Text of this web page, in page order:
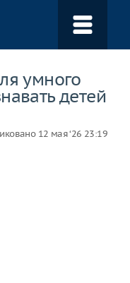
умного
детей
12 мая ‘26 23:19